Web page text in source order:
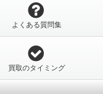
よくある質問集
買取のタイミング